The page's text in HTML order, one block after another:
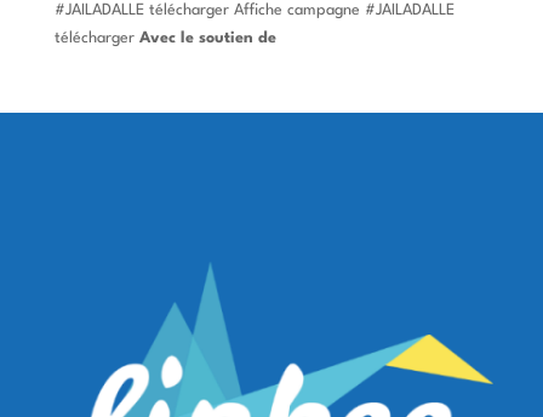
#JAILADALLE télécharger Affiche campagne #JAILADALLE
télécharger Avec le soutien de